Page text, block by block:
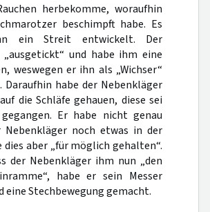
herbekomme, woraufhin
beschimpft habe. Es
ein Streit entwickelt. Der
„ausgetickt“ und habe ihm eine
weswegen er ihn als „Wichser“
Daraufhin habe der Nebenkläger
die Schläfe gehauen, diese sei
Er habe nicht genau
Nebenkläger noch etwas in der
dies aber „für möglich gehalten“.
der Nebenkläger ihm nun „den
habe er sein Messer
eine Stechbewegung gemacht.